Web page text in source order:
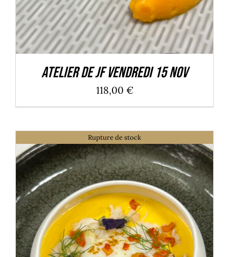
Atelier de JF Vendredi 15 Nov
118,00 €
Rupture de stock